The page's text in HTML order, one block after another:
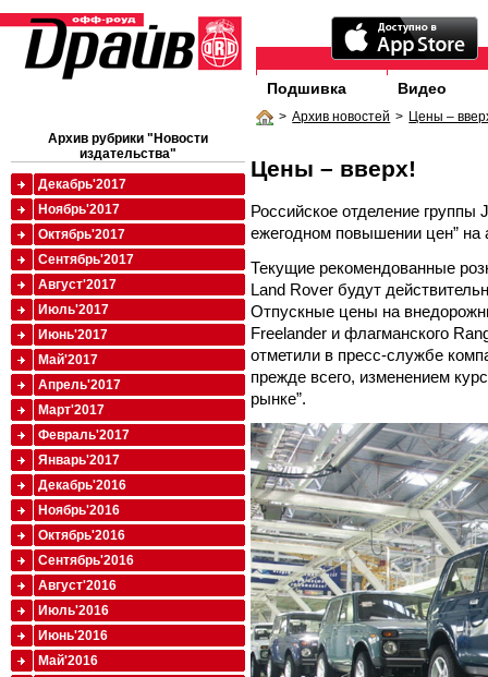
Подшивка Видео
> Архив новостей > Цены –
Цены – вверх!
Российское отделение группы
ежегодном повышении цен” на
Текущие рекомендованные
Land Rover будут
Отпускные цены на
Freelander и флагманского
отметили в пресс-службе
прежде всего, изменением
рынке”.
Архив рубрики "Новости
издательства"
Декабрь'2017
Ноябрь'2017
Октябрь'2017
Сентябрь'2017
Август'2017
Июль'2017
Июнь'2017
Май'2017
Апрель'2017
Март'2017
Февраль'2017
Январь'2017
Декабрь'2016
Ноябрь'2016
Октябрь'2016
Сентябрь'2016
Август'2016
Июль'2016
Июнь'2016
Май'2016